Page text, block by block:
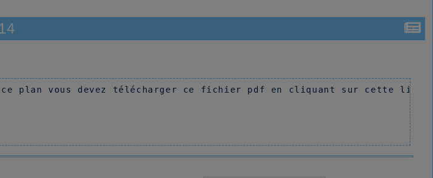
ce plan vous devez télécharger ce fichier pdf en cliquant sur cette